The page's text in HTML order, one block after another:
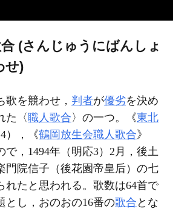
(さんじゅうにばんしょ
せ)
歌を競わせ， 判者が優劣を決め
た〈職人歌合 〉の一つ。《東北
），《鶴岡放生会職人歌合》
で，1494年（明応3）2月，後土
門院信子（後花園帝皇后）の七
れたと思われる。歌数は64首で
とし，おのおの16番の歌合 とな